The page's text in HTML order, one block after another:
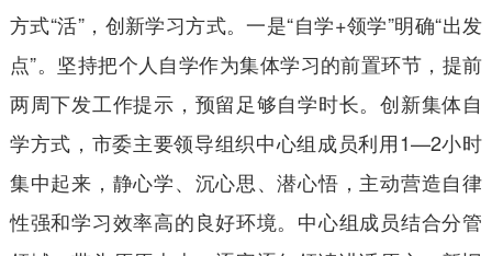
方式“活”，创新学习方式。一是“自学+领学”明确“出发
点”。坚持把个人自学作为集体学习的前置环节，提前
两周下发工作提示，预留足够自学时长。创新集体自
学方式，市委主要领导组织中心组成员利用1—2小时
集中起来，静心学、沉心思、潜心悟，主动营造自律
性强和学习效率高的良好环境。中心组成员结合分管